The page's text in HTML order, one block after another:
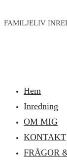
FAMILJELIV
Hem
Inredning
OM MIG
KONTAKT
FRÅGOR